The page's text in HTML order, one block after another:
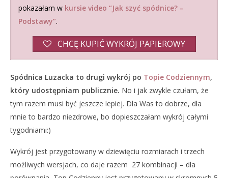
pokazałam w kursie video “Jak szyć spódnice? –
Podstawy”.
CHCĘ KUPIĆ WYKRÓJ PAPIEROWY
Spódnica Luzacka to drugi wykrój po Topie Codziennym,
który udostępniam publicznie. No i jak zwykle czułam, że
tym razem musi być jeszcze lepiej. Dla Was to dobrze, dla
mnie to bardzo niezdrowe, bo dopieszczałam wykrój całymi
tygodniami:)
Wykrój jest przygotowany w dziewięciu rozmiarach i trzech
możliwych wersjach, co daje razem 27 kombinacji – dla